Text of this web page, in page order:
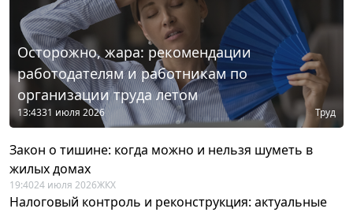
Осторожно, жара: рекомендации
работодателям и работникам по
организации труда летом
13:4331 июля 2026 Труд
Закон о тишине: когда можно и нельзя шуметь в
жилых домах
19:4024 июля 2026ЖКХ
Налоговый контроль и реконструкция: актуальные